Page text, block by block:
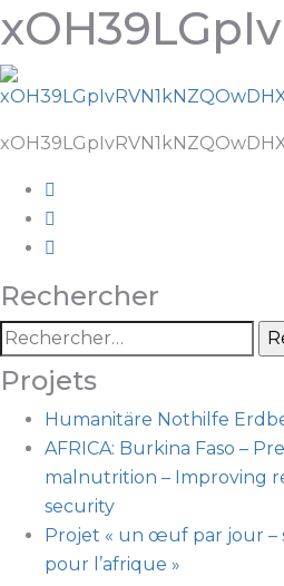
Rechercher
Projets
Humanitäre Nothilfe
AFRICA: Burkina Faso –
malnutrition – Improving
security
Projet « un œuf par jour –
pour l’afrique »